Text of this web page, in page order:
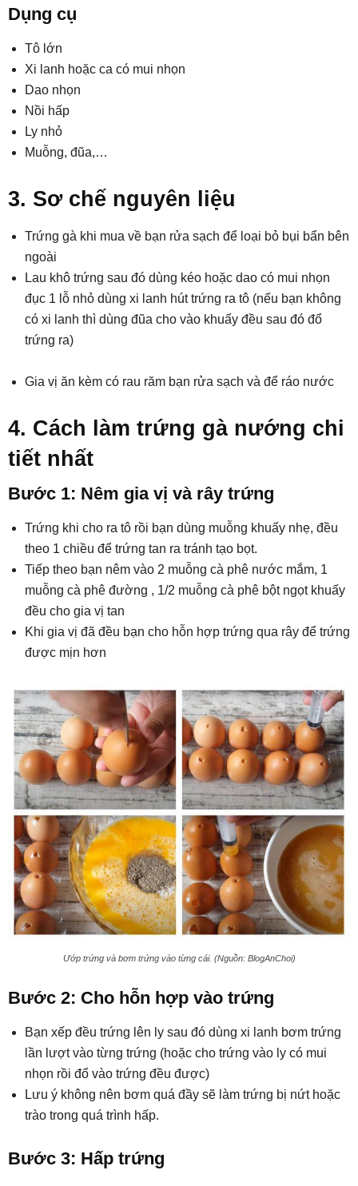
Dụng cụ
Tô lớn
Xi lanh hoặc ca có mui nhọn
Dao nhọn
Nồi hấp
Ly nhỏ
Muỗng, đũa,…
3. Sơ chế nguyên liệu
Trứng gà khi mua về bạn rửa sạch để loại bỏ bụi bẩn bên
ngoài
Lau khô trứng sau đó dùng kéo hoặc dao có mui nhọn
đục 1 lỗ nhỏ dùng xi lanh hút trứng ra tô (nếu bạn không
có xi lanh thì dùng đũa cho vào khuấy đều sau đó đổ
trứng ra)
Gia vị ăn kèm có rau răm bạn rửa sạch và để ráo nước
4. Cách làm trứng gà nướng chi
tiết nhất
Bước 1: Nêm gia vị và rây trứng
Trứng khi cho ra tô rồi bạn dùng muỗng khuấy nhẹ, đều
theo 1 chiều để trứng tan ra tránh tạo bọt.
Tiếp theo bạn nêm vào 2 muỗng cà phê nước mắm, 1
muỗng cà phê đường , 1/2 muỗng cà phê bột ngọt khuấy
đều cho gia vị tan
Khi gia vị đã đều bạn cho hỗn hợp trứng qua rây để trứng
được mịn hơn
Ướp trứng và bơm trứng vào từng cái. (Nguồn: BlogAnChoi)
Bước 2: Cho hỗn hợp vào trứng
Bạn xếp đều trứng lên ly sau đó dùng xi lanh bơm trứng
lần lượt vào từng trứng (hoặc cho trứng vào ly có mui
nhọn rồi đổ vào trứng đều được)
Lưu ý không nên bơm quá đầy sẽ làm trứng bị nứt hoặc
trào trong quá trình hấp.
Bước 3: Hấp trứng